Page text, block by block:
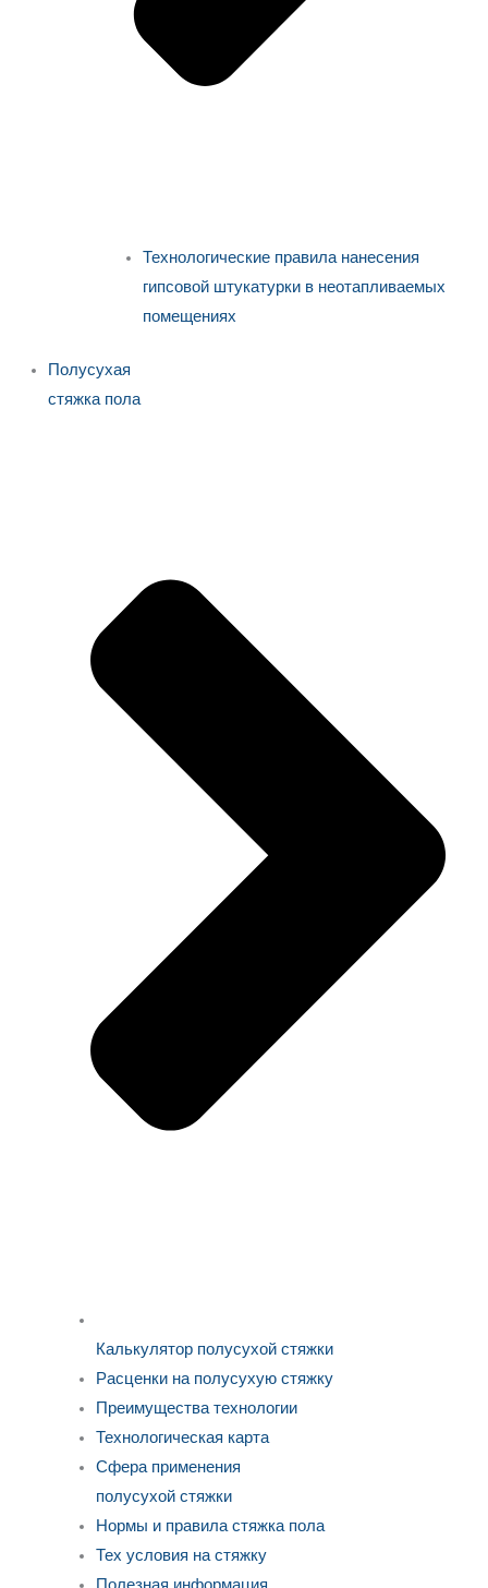
Технологические правила нанесения
гипсовой штукатурки в неотапливаемых
помещениях
Полусухая
стяжка пола
Калькулятор полусухой стяжки
Расценки на полусухую стяжку
Преимущества технологии
Технологическая карта
Сфера применения
полусухой стяжки
Нормы и правила стяжка пола
Тех условия на стяжку